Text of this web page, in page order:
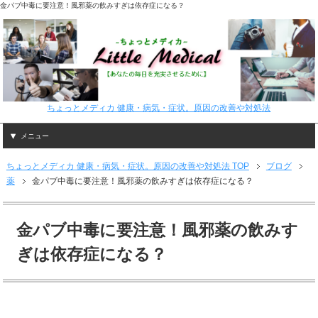
金パブ中毒に要注意！風邪薬の飲みすぎは依存症になる？
ちょっとメディカ 健康・病気・症状。原因の改善や対処法
メニュー
ちょっとメディカ 健康・病気・症状。原因の改善や対処法 TOP
ブログ
薬
金パブ中毒に要注意！風邪薬の飲みすぎは依存症になる？
金パブ中毒に要注意！風邪薬の飲みす
ぎは依存症になる？